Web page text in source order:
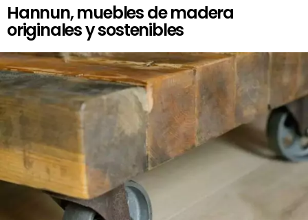
Hannun, muebles de madera
originales y sostenibles